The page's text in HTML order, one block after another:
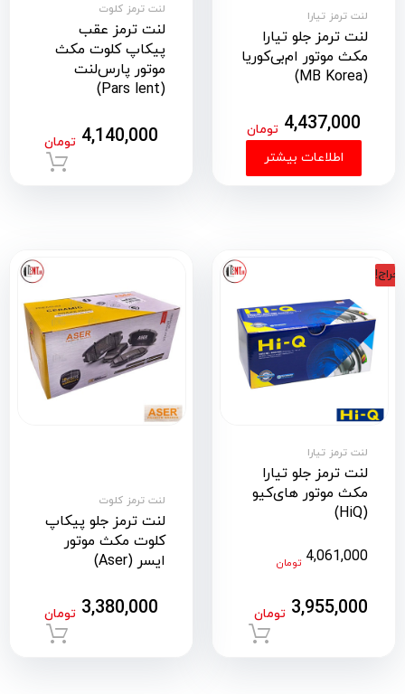
لنت ترمز تیارا
لنت ترمز جلو تیارا
مکث موتور ام‌بی‌کوریا
(MB Korea)
4,437,000 تومان
اطلاعات بیشتر
لنت ترمز کلوت
لنت ترمز عقب
پیکاپ کلوت مکث
موتور پارس‌لنت
(Pars lent)
4,140,000 تومان
حراج!
لنت ترمز تیارا
لنت ترمز جلو تیارا
مکث موتور های‌کیو
(HiQ)
4,061,000 تومان
3,955,000 تومان
لنت ترمز کلوت
لنت ترمز جلو پیکاپ
کلوت مکث موتور
ایسر (Aser)
3,380,000 تومان